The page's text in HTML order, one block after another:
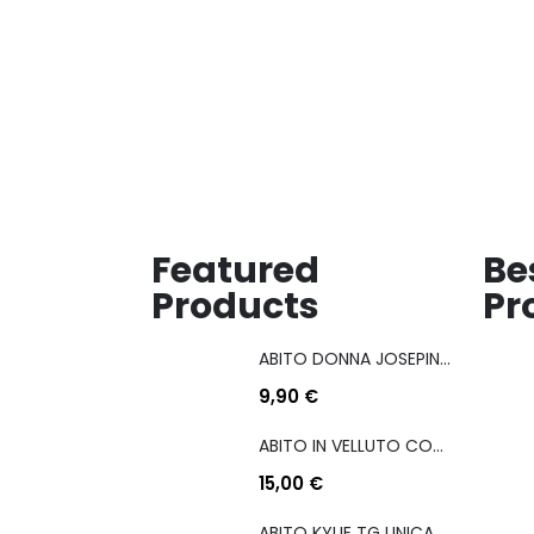
Featured
Products
ABITO DONNA JOSEPINA MIS M/L
9,90 €
ABITO IN VELLUTO CON COULISSE LATERALE
15,00 €